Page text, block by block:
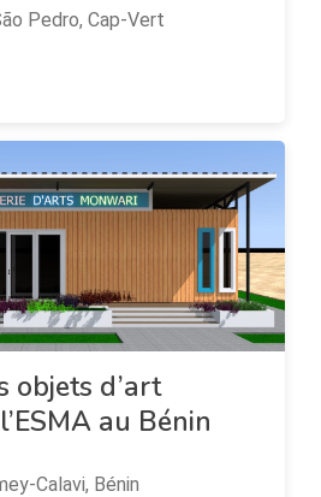
Pedro, Cap-Vert
objets d’art
au Bénin
Calavi, Bénin